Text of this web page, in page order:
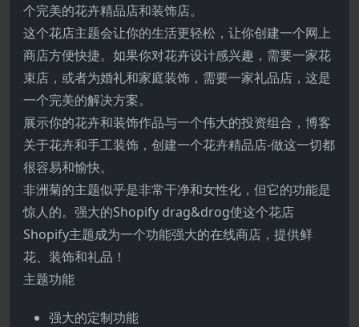
个完美的花卉精品店和装饰店。
这个花店主题会让你的生活更轻松，让你创建一个网上
商店方便快捷。如果你对花卉设计感兴趣，需要一家花
束店，或者为婚礼和家庭装饰，需要一家礼品店，这是
一个完美的解决方案。
展示你的花卉和装饰作品与一个伟大的投资组合，博客
关于花卉和手工装饰，创建一个花卉精品店-做这一切都
很容易和愉快。
非洲菊的主题似乎是非常干净和女性化，但它的功能是
惊人的。强大的Shopify drag&drog使这个花店
Shopify主题成为一个功能强大的在线商店，提供鲜
花、装饰和礼品！
主题功能
强大的定制功能